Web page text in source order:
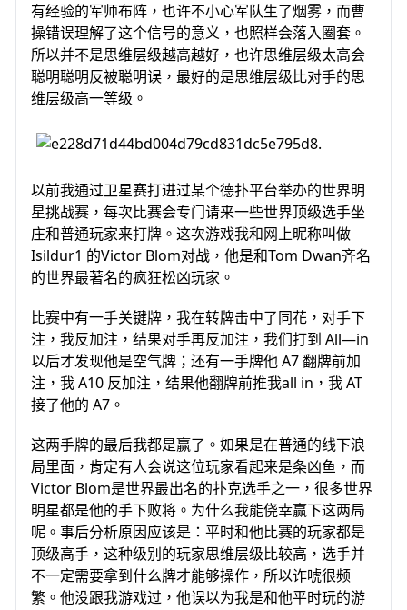
有经验的军师布阵，也许不小心军队生了烟雾，而曹
操错误理解了这个信号的意义，也照样会落入圈套。
所以并不是思维层级越高越好，也许思维层级太高会
聪明聪明反被聪明误，最好的是思维层级比对手的思
维层级高一等级。
以前我通过卫星赛打进过某个德扑平台举办的世界明
星挑战赛，每次比赛会专门请来一些世界顶级选手坐
庄和普通玩家来打牌。这次游戏我和网上昵称叫做
Isildur1 的Victor Blom对战，他是和Tom Dwan齐名
的世界最著名的疯狂松凶玩家。
比赛中有一手关键牌，我在转牌击中了同花，对手下
注，我反加注，结果对手再反加注，我们打到 All—in
以后才发现他是空气牌；还有一手牌他 A7 翻牌前加
注，我 A10 反加注，结果他翻牌前推我all in，我 AT
接了他的 A7。
这两手牌的最后我都是赢了。如果是在普通的线下浪
局里面，肯定有人会说这位玩家看起来是条凶鱼，而
Victor Blom是世界最出名的扑克选手之一，很多世界
明星都是他的手下败将。为什么我能侥幸赢下这两局
呢。事后分析原因应该是：平时和他比赛的玩家都是
顶级高手，这种级别的玩家思维层级比较高，选手并
不一定需要拿到什么牌才能够操作，所以诈唬很频
繁。他没跟我游戏过，他误以为我是和他平时玩的游